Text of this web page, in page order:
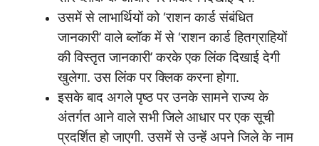
उसमें से लाभार्थियों को ‘राशन कार्ड संबंधित
जानकारी’ वाले ब्लॉक में से ‘राशन कार्ड हितग्राहियों
की विस्तृत जानकारी’ करके एक लिंक दिखाई देगी
खुलेगा. उस लिंक पर क्लिक करना होगा.
इसके बाद अगले पृष्ठ पर उनके सामने राज्य के
अंतर्गत आने वाले सभी जिले आधार पर एक सूची
प्रदर्शित हो जाएगी. उसमें से उन्हें अपने जिले के नाम